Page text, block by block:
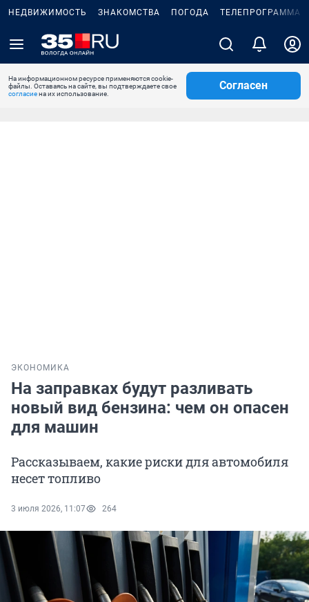
НЕДВИЖИМОСТЬ ЗНАКОМСТВА ПОГОДА ТЕЛЕПРОГРАММА
На информационном ресурсе применяются cookie-
файлы. Оставаясь на сайте, вы подтверждаете свое
согласиена их использование.
Согласен
ЭКОНОМИКА
На заправках будут разливать
новый вид бензина: чем он опасен
для машин
Рассказываем, какие риски для автомобиля
несет топливо
3 июля 2026, 11:07 264